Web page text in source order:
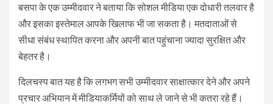
बसपा के एक उम्मीदवार ने बताया कि सोशल मीडिया एक दोधारी तलवार है
और इसका इस्तेमाल आपके खिलाफ भी जा सकता है। मतदाताओं से
सीधा संबंध स्थापित करना और अपनी बात पहुंचाना ज्यादा सुरक्षित और
बेहतर है।
दिलचस्प बात यह है कि लगभग सभी उम्मीदवार साक्षात्कार देने और अपने
प्रचार अभियान में मीडियाकर्मियों को साथ ले जाने से भी कतरा रहे हैं।